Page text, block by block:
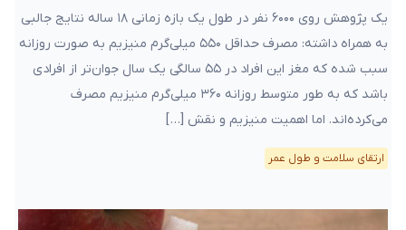
یک پژوهش روی ۶۰۰۰ نفر در طول یک بازه زمانی ۱۸ ساله نتایج جالبی
به همراه داشته: مصرف حداقل ۵۵۰ میلی‌گرم منیزیم به صورت روزانه
سبب شده که مغز این افراد در ۵۵ سالگی یک سال جوان‌تر از افرادی
باشد که به طور متوسط روزانه ۳۶۰ میلی‌گرم منیزیم مصرف
می‌کرده‌اند. اما اهمیت منیزیم و نقش […]
ارتقای سلامت و طول عمر